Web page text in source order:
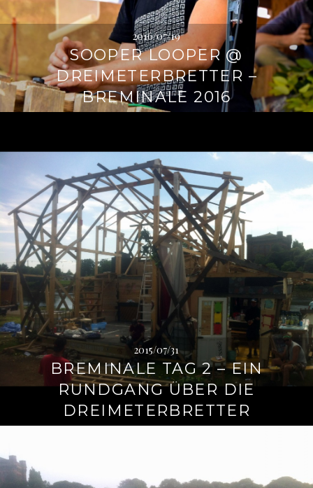
2016/07/19
SOOPER LOOPER @
DREIMETERBRETTER –
BREMINALE 2016
2015/07/31
BREMINALE TAG 2 – EIN
RUNDGANG ÜBER DIE
DREIMETERBRETTER